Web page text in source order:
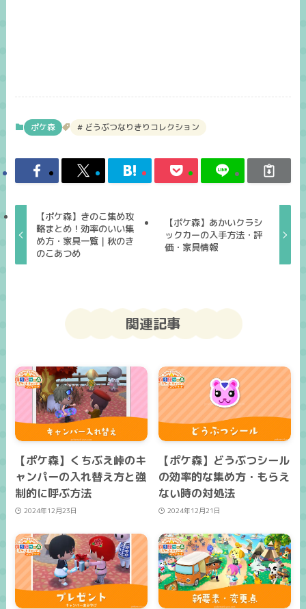
ポケ森 どうぶつなりきりコレクション
【ポケ森】きのこ集め攻
略まとめ！効率のいい集
め方・家具一覧｜秋のき
のこあつめ
【ポケ森】あかいクラシ
ックカーの入手方法・評
価・家具情報
関連記事
【ポケ森】くちぶえ峠のキ
ャンパーの入れ替え方と強
制的に呼ぶ方法
2024年12月23日
【ポケ森】どうぶつシール
の効率的な集め方・もらえ
ない時の対処法
2024年12月21日